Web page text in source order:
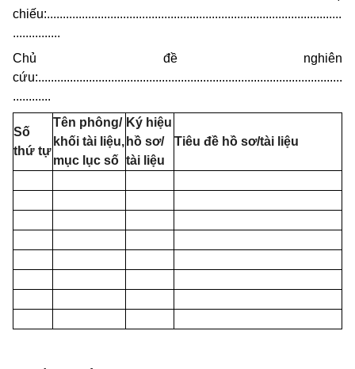
chiếu:.............................................................................................
...............
Chủ đề nghiên
cứu:................................................................................................
............
Số
thứ tự
Tên phông/
khối tài liệu,
mục lục số
Ký hiệu
hồ sơ/
tài liệu
Tiêu đề hồ sơ/tài liệu